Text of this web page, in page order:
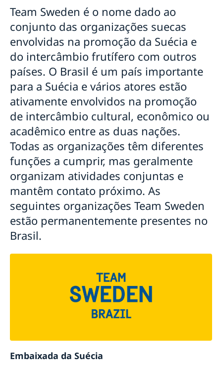
Visitar a Suécia por menos 90 dias
Requisitos de entrada na Suécia para pessoas que
não precisam de visto
Visitar a Suécia por mais de 90 dias
Permissão de residência na Suécia
Mudar-se com alguém na Suécia
Trabalhar na Suécia
Au pair na Suécia
Verificação de passaportes
Entrega de decisões de permissão de residência
Taxas
Relações comerciais entre a Suécia e o
Brasil
Team Sweden Brazil
Team Sweden é o nome dado ao
conjunto das organizações suecas
envolvidas na promoção da Suécia e
do intercâmbio frutífero com outros
países. O Brasil é um país importante
para a Suécia e vários atores estão
ativamente envolvidos na promoção
de intercâmbio cultural, econômico ou
acadêmico entre as duas nações.
Todas as organizações têm diferentes
funções a cumprir, mas geralmente
organizam atividades conjuntas e
mantêm contato próximo. As
seguintes organizações Team Sweden
estão permanentemente presentes no
Brasil.
Embaixada da Suécia